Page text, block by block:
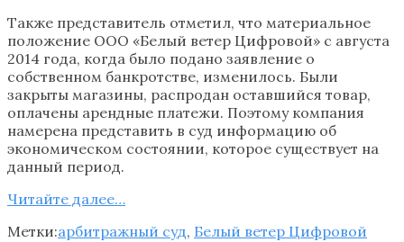
Также представитель отметил, что материальное
положение ООО «Белый ветер Цифровой» с августа
2014 года, когда было подано заявление о
собственном банкротстве, изменилось. Были
закрыты магазины, распродан оставшийся товар,
оплачены арендные платежи. Поэтому компания
намерена представить в суд информацию об
экономическом состоянии, которое существует на
данный период.
Читайте далее…
Метки:арбитражный суд, Белый ветер Цифровой